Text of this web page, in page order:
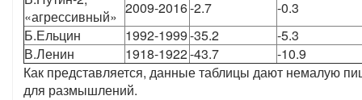
«агрессивный» 2009-2016-2.7
-0.3
Б.Ельцин
1992-1999-35.2
-5.3
В.Ленин
1918-1922-43.7
-10.9
Как представляется, данные таблицы дают немалую
для размышлений.